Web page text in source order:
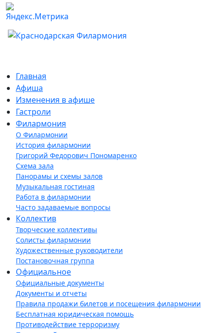
Главная
Афиша
Изменения в афише
Гастроли
Филармония
О Филармонии
История филармонии
Григорий Федорович Пономаренко
Схема зала
Панорамы и схемы залов
Музыкальная гостиная
Работа в филармонии
Часто задаваемые вопросы
Коллектив
Творческие коллективы
Солисты филармонии
Художественные руководители
Постановочная группа
Официальное
Официальные документы
Документы и отчеты
Правила продажи билетов и посещения филармонии
Бесплатная юридическая помощь
Противодействие терроризму